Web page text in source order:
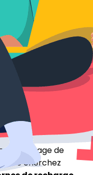
:
davantage de
Ne cherchez